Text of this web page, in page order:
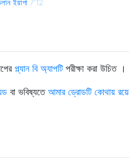
ইয়াগা 7'12
প্ল্যান বি অ্যাপটিপরীক্ষা করা উচিত।
বা ভবিষ্যতে আমার ড্রোডটি কোথায়